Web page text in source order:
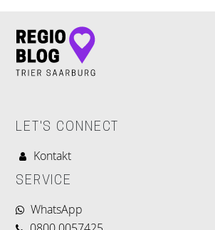
LET'S CONNECT
Kontakt
SERVICE
WhatsApp